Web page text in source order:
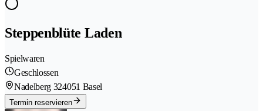
Steppenblüte Laden
Spielwaren
Geschlossen
Nadelberg 324051 Basel
Termin reservieren